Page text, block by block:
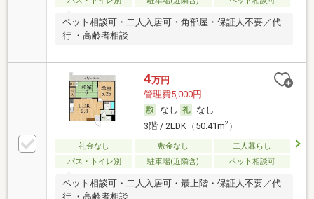
ペット相談可・二人入居可・角部屋・保証人不要／代
行 ・高齢者相談
4万円
管理費5,000円
なし
なし
3階 / 2LDK（50.41m2）
礼金なし 敷金なし
二人暮らし
バス・トイレ別
駐車場(近隣含) ペット相談可
ペット相談可・二人入居可・最上階・保証人不要／代
行 ・高齢者相談